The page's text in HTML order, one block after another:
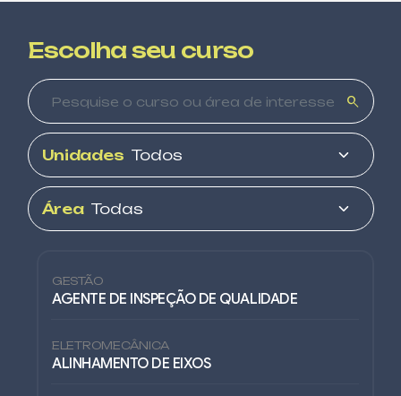
Escolha seu curso
search
Unidades
Área
GESTÃO
AGENTE DE INSPEÇÃO DE QUALIDADE
ELETROMECÂNICA
ALINHAMENTO DE EIXOS